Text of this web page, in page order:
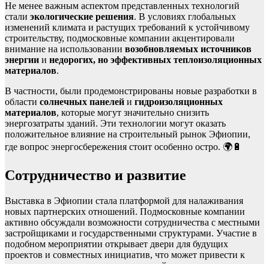
Не менее важным аспектом представленных технологий
стали экологические решения. В условиях глобальных
изменений климата и растущих требований к устойчивому
строительству, подмосковные компании акцентировали
внимание на использовании возобновляемых источников
энергии и недорогих, но эффективных теплоизоляционных
материалов.
В частности, были продемонстрированы новые разработки в
области солнечных панелей и гидроизоляционных
материалов, которые могут значительно снизить
энергозатраты зданий. Эти технологии могут оказать
положительное влияние на строительный рынок Эфиопии,
где вопрос энергосбережения стоит особенно остро. 🌍🔋
Сотрудничество и развитие
Выставка в Эфиопии стала платформой для налаживания
новых партнерских отношений. Подмосковные компании
активно обсуждали возможности сотрудничества с местными
застройщиками и государственными структурами. Участие в
подобном мероприятии открывает двери для будущих
проектов и совместных инициатив, что может привести к